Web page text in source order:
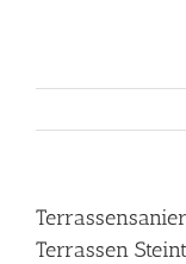
Terrassen